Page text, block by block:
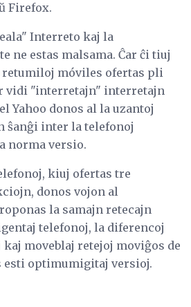
Firefox.
Interreto kaj la
ne estas malsama. Ĉar ĉi tiuj
retumiloj móviles ofertas pli
vidi "interretajn" interretajn
Yahoo donos al la uzantoj
ŝanĝi inter la telefonoj
norma versio.
kiuj ofertas tre
donos vojon al
la samajn retecajn
telefonoj, la diferencoj
moveblaj retejoj moviĝos de
optimumigitaj versioj.